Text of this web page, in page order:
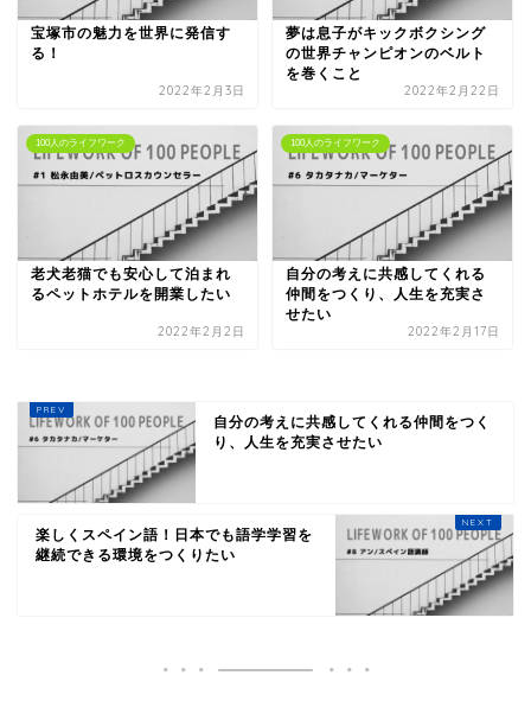
宝塚市の魅力を世界に発信す
る！
2022年2月3日
夢は息子がキックボクシング
の世界チャンピオンのベルト
を巻くこと
2022年2月22日
100人のライフワーク
老犬老猫でも安心して泊まれ
るペットホテルを開業したい
2022年2月2日
100人のライフワーク
自分の考えに共感してくれる
仲間をつくり、人生を充実さ
せたい
2022年2月17日
自分の考えに共感してくれる仲間をつく
り、人生を充実させたい
楽しくスペイン語！日本でも語学学習を
継続できる環境をつくりたい